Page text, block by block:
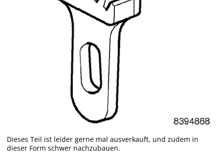
Dieses Teil ist leider gerne mal ausverkauft, und zudem in
dieser Form schwer nachzubauen.